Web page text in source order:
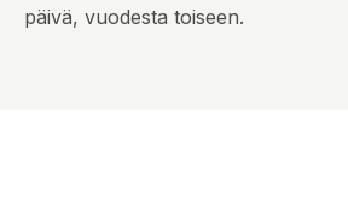
päivä, vuodesta toiseen.